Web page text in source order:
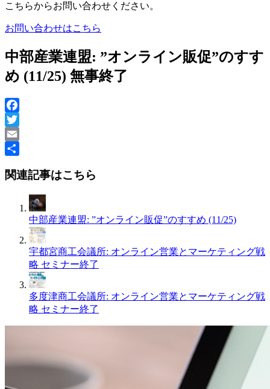
こちらからお問い合わせください。
お問い合わせはこちら
中部産業連盟: ”オンライン販促”のすす
め (11/25) 無事終了
Facebook
Twitter
Email
有
関連記事はこちら
中部産業連盟: ”オンライン販促”のすすめ (11/25)
宇都宮商工会議所: オンライン営業とマーケティング戦
略 セミナー終了
多度津商工会議所: オンライン営業とマーケティング戦
略 セミナー終了